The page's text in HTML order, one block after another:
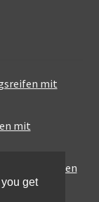
mit
mit
Touring-Reifen
get